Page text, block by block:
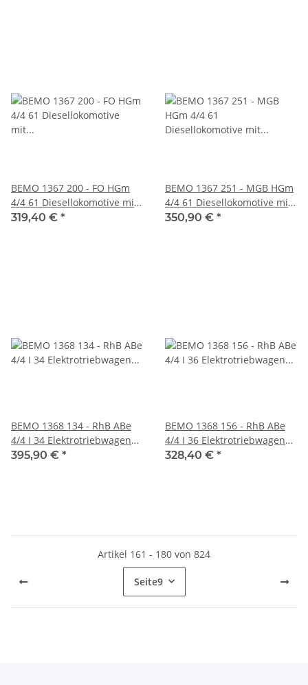
BEMO 1367 200 - FO HGm
4/4 61 Diesellokomotive mit
Zahnradantrieb, rot DIGITAL
319,40 € *
BEMO 1367 251 - MGB HGm
4/4 61 Diesellokomotive mit
Zahnradantrieb, rot -
350,90 € *
BEMO 1368 134 - RhB ABe
4/4 I 34 Elektrotriebwagen
Berninabahn 1./2. Klasse,
395,90 € *
BEMO 1368 156 - RhB ABe
4/4 I 36 Elektrotriebwagen
Berninabahn 1./2. Klasse,
328,40 € *
Artikel 161 - 180 von 824
Seite9